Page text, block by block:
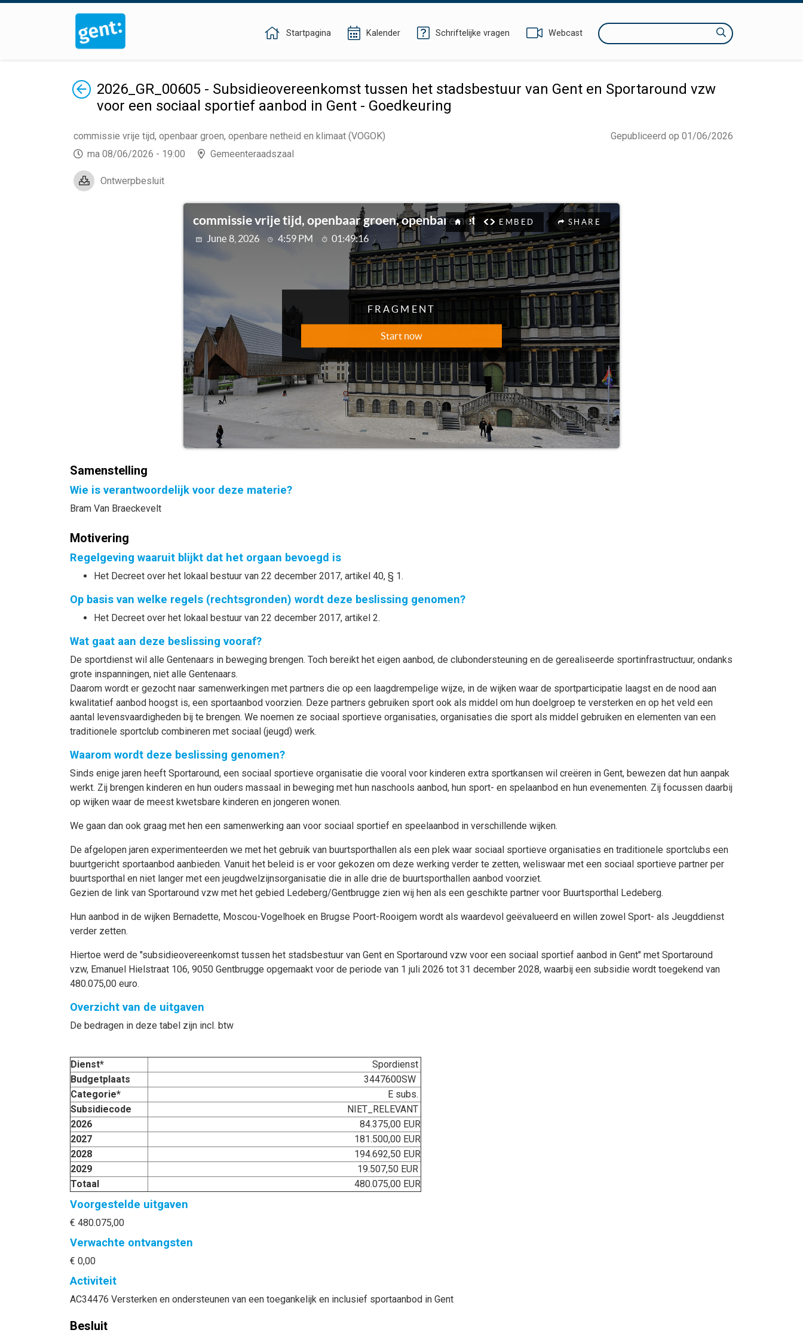
Startpagina Kalender Schriftelijke vragen Webcast Zoeken
Terug2026_GR_00605 - Subsidieovereenkomst tussen het stadsbestuur van Gent en Sportaround vzw
voor een sociaal sportief aanbod in Gent - Goedkeuring
Gepubliceerd op 01/06/2026
commissie vrije tijd, openbaar groen, openbare netheid en klimaat (VOGOK)
ma 08/06/2026 - 19:00
Gemeenteraadszaal
Ontwerpbesluit
Samenstelling
Wie is verantwoordelijk voor deze materie?
Bram Van Braeckevelt
Motivering
Regelgeving waaruit blijkt dat het orgaan bevoegd is
Het Decreet over het lokaal bestuur van 22 december 2017, artikel 40, § 1.
Op basis van welke regels (rechtsgronden) wordt deze beslissing genomen?
Het Decreet over het lokaal bestuur van 22 december 2017, artikel 2.
Wat gaat aan deze beslissing vooraf?
De sportdienst wil alle Gentenaars in beweging brengen. Toch bereikt het eigen aanbod, de clubondersteuning en de gerealiseerde sportinfrastructuur, ondanks
grote inspanningen, niet alle Gentenaars.
Daarom wordt er gezocht naar samenwerkingen met partners die op een laagdrempelige wijze, in de wijken waar de sportparticipatie laagst en de nood aan
kwalitatief aanbod hoogst is, een sportaanbod voorzien. Deze partners gebruiken sport ook als middel om hun doelgroep te versterken en op het veld een
aantal levensvaardigheden bij te brengen. We noemen ze sociaal sportieve organisaties, organisaties die sport als middel gebruiken en elementen van een
traditionele sportclub combineren met sociaal (jeugd) werk.
Waarom wordt deze beslissing genomen?
Sinds enige jaren heeft Sportaround, een sociaal sportieve organisatie die vooral voor kinderen extra sportkansen wil creëren in Gent, bewezen dat hun aanpak
werkt. Zij brengen kinderen en hun ouders massaal in beweging met hun naschools aanbod, hun sport- en spelaanbod en hun evenementen. Zij focussen daarbij
op wijken waar de meest kwetsbare kinderen en jongeren wonen.
We gaan dan ook graag met hen een samenwerking aan voor sociaal sportief en speelaanbod in verschillende wijken.
De afgelopen jaren experimenteerden we met het gebruik van buurtsporthallen als een plek waar sociaal sportieve organisaties en traditionele sportclubs een
buurtgericht sportaanbod aanbieden. Vanuit het beleid is er voor gekozen om deze werking verder te zetten, weliswaar met een sociaal sportieve partner per
buurtsporthal en niet langer met een jeugdwelzijnsorganisatie die in alle drie de buurtsporthallen aanbod voorziet.
Gezien de link van Sportaround vzw met het gebied Ledeberg/Gentbrugge zien wij hen als een geschikte partner voor Buurtsporthal Ledeberg.
Hun aanbod in de wijken Bernadette, Moscou-Vogelhoek en Brugse Poort-Rooigem wordt als waardevol geëvalueerd en willen zowel Sport- als Jeugddienst
verder zetten.
Hiertoe werd de "subsidieovereenkomst tussen het stadsbestuur van Gent en Sportaround vzw voor een sociaal sportief aanbod in Gent" met Sportaround
vzw, Emanuel Hielstraat 106, 9050 Gentbrugge opgemaakt voor de periode van 1 juli 2026 tot 31 december 2028, waarbij een subsidie wordt toegekend van
480.075,00 euro.
Overzicht van de uitgaven
De bedragen in deze tabel zijn incl. btw
Dienst*
Spordienst
Budgetplaats
3447600SW
Categorie*
E subs.
Subsidiecode
NIET_RELEVANT
2026
84.375,00 EUR
2027
181.500,00 EUR
2028
194.692,50 EUR
2029
19.507,50 EUR
Totaal
480.075,00 EUR
Voorgestelde uitgaven
€ 480.075,00
Verwachte ontvangsten
€ 0,00
Activiteit
AC34476 Versterken en ondersteunen van een toegankelijk en inclusief sportaanbod in Gent
Besluit